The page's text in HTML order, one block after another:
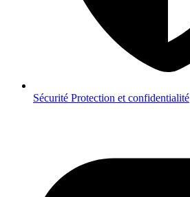
Sécurité Protection et confidentialité